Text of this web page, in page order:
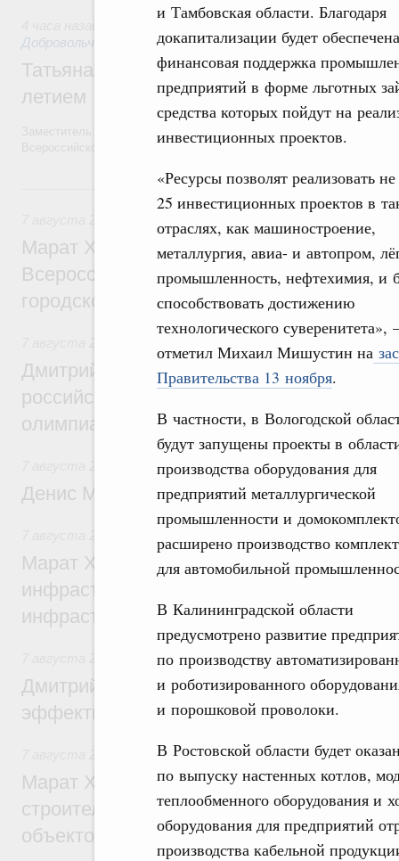
и Тамбовская области. Благодаря
докапитализации будет обеспечена
финансовая поддержка
предприятий в форме льготных
средства которых пойдут на
инвестиционных проектов.
«Ресурсы позволят реализовать
25 инвестиционных проектов в
отраслях, как машиностроение,
металлургия, авиа- и автопром,
промышленность, нефтехимия, и
способствовать достижению
технологического суверенитета»,
отметил Михаил Мишустин на
Правительства 13 ноября.
В частности, в Вологодской
будут запущены проекты в
производства оборудования для
предприятий металлургической
промышленности и
расширено производство
для автомобильной
В Калининградской области
предусмотрено развитие
по производству
и роботизированного
и порошковой проволоки.
В Ростовской области будет
по выпуску настенных котлов,
теплообменного оборудования и
оборудования для предприятий
производства кабельной
Социальные инновации. Некоммерческие
Добровольчество и волонтёрство. Благотворительность
Татьяна Голикова поздравила
летием
Всероссийского общественного движения «Волонтёры-медики» с
Вчера
Марат Хуснуллин провёл заседание
Всероссийского конкурса лучших
городской среды
Дмитрий Чернышенко и Сергей Кравцов
российскую сборную с победой на
олимпиаде по искусственному
Общие вопросы промышленной политики
Денис Мантуров посетил Ярославскую
Марат Хуснуллин: 15 объектов
инфраструктуры построили и обновили
инфраструктурным кредитам
Развитие сельских территорий
Дмитрий Патрушев: Синхронизация
эффективность поддержки сельских
Экономика городов. Городская среда
Марат Хуснуллин: «Единый заказчик»
строительство и реконструкцию более
объектов